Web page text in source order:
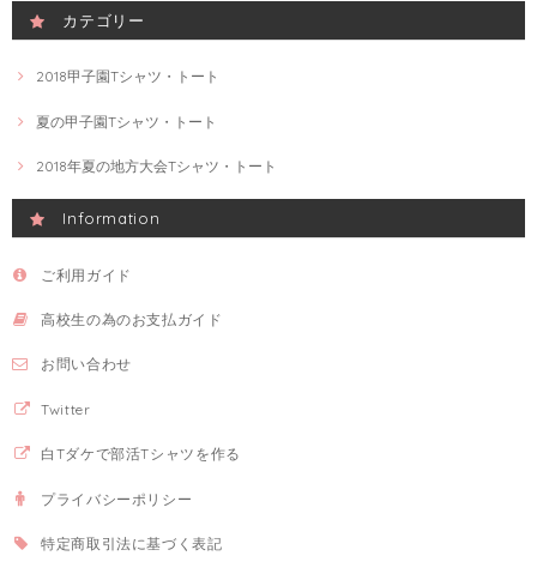
カテゴリー
2018甲子園Tシャツ・トート
夏の甲子園Tシャツ・トート
2018年夏の地方大会Tシャツ・トート
Information
ご利用ガイド
高校生の為のお支払ガイド
お問い合わせ
Twitter
白Tダケで部活Tシャツを作る
プライバシーポリシー
特定商取引法に基づく表記